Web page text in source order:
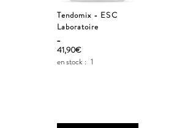
Tendomix - ESC
Laboratoire
_
41,90€
en stock : 1